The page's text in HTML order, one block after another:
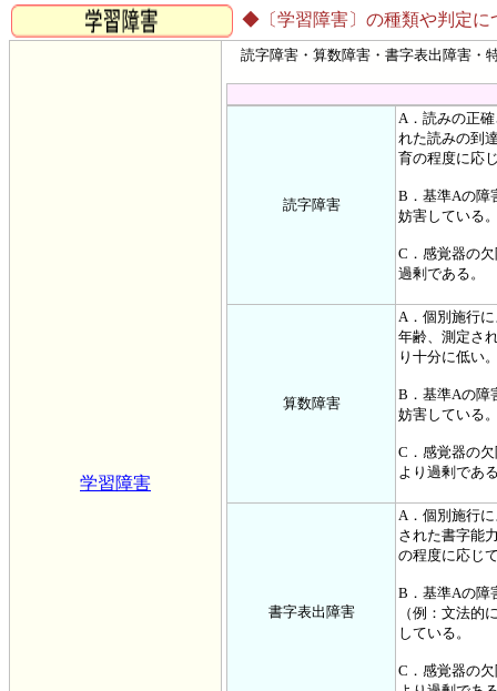
◆〔学習障害〕の種類や判定に
学習障害
読字障害・算数障害・書字表出障害・
読字障害
A．読みの正
れた読みの到
育の程度に応
B．基準Aの障
妨害している
C．感覚器の
過剰である。
算数障害
A．個別施行
年齢、測定さ
り十分に低い
B．基準Aの障
妨害している
C．感覚器の
より過剰であ
書字表出障害
A．個別施行
された書字能
の程度に応じ
B．基準Aの障
（例：文法的
している。
C．感覚器の